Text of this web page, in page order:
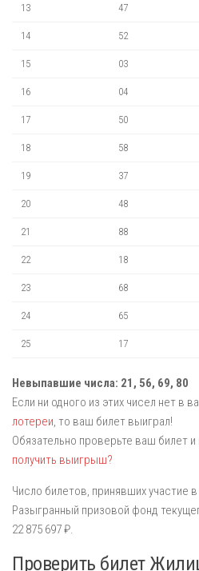
13 47
14 52
15 03
16 04
17 50
18 58
19 37
20 48
21 88
22 18
23 68
24 65
25 17
Невыпавшие числа: 21, 56, 69, 80
Если ни одного из этих чисел нет в
лотереи, то ваш билет выиграл!
Обязательно проверьте ваш билет
получить выигрыш?
Число билетов, принявших участие
Разыгранный призовой фонд
22 875 697 ₽.
Проверить билет